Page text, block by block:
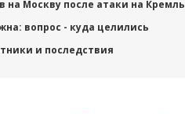
на Москву после атаки на Кремль
вопрос - куда целились
и последствия